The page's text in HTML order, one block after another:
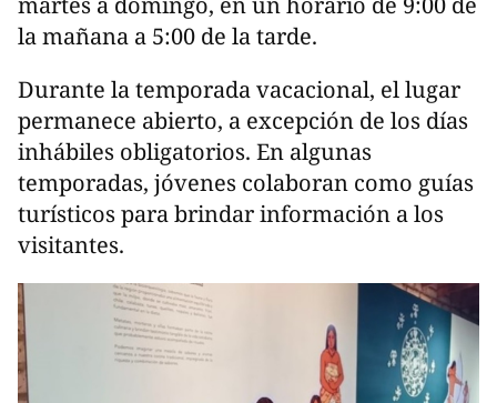
la mañana a 5:00 de la tarde.
Durante la temporada vacacional, el lugar
permanece abierto, a excepción de los días
inhábiles obligatorios. En algunas
temporadas, jóvenes colaboran como guías
turísticos para brindar información a los
visitantes.